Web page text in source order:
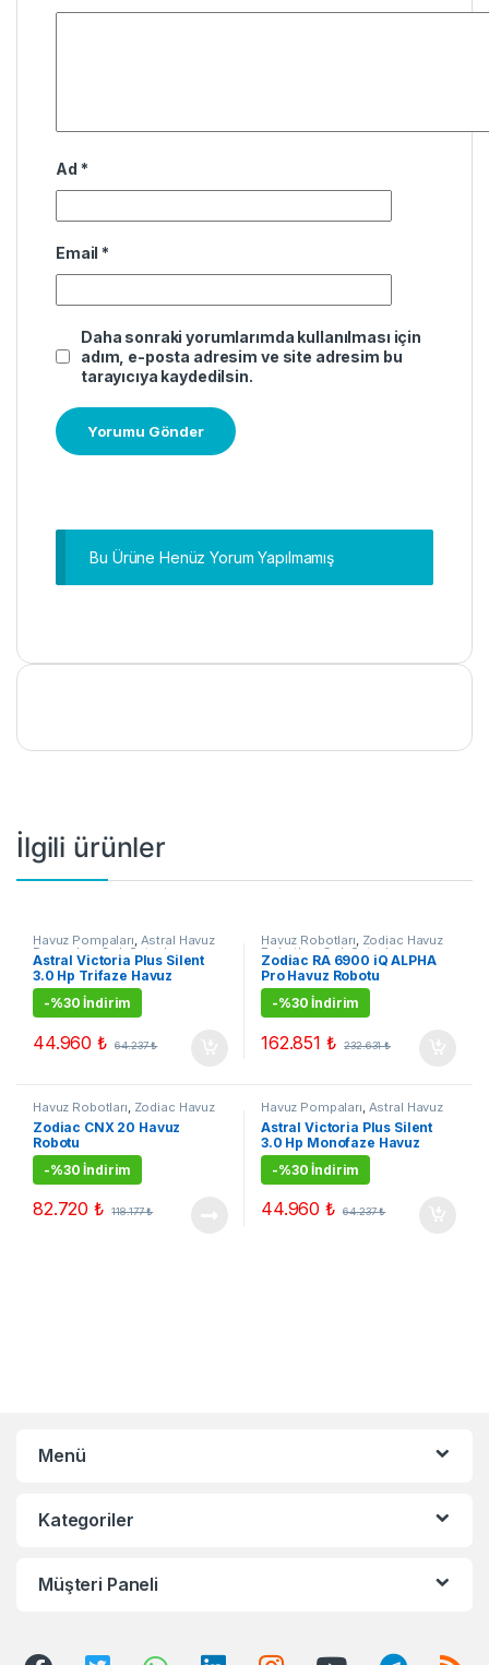
Ad *
Email *
Daha sonraki yorumlarımda kullanılması için
adım, e-posta adresim ve site adresim bu
tarayıcıya kaydedilsin.
Bu Ürüne Henüz Yorum Yapılmamış
İlgili ürünler
Havuz Pompaları, Astral Havuz
Pompaları ,Çok Satanlar,
Kampanyalı Ürünler
Astral Victoria Plus Silent
3.0 Hp Trifaze Havuz
Pompası
-%30 İndirim
44.960₺ 64.237₺
Havuz Robotları, Zodiac Havuz
Robotları, Çok Satanlar ,
Kampanyalı Ürünler
Zodiac RA 6900 iQ ALPHA
Pro Havuz Robotu
-%30 İndirim
162.851 ₺ 232.631₺
Havuz Robotları, Zodiac Havuz
Robotları,Çok Satanlar
Kampanyalı Ürünler
Zodiac CNX 20 Havuz
Robotu
-%30 İndirim
82.720₺ 118.177₺
Havuz Pompaları, Astral Havuz
Pompaları ,Çok Satanlar,
Kampanyalı Ürünler
Astral Victoria Plus Silent
3.0 Hp Monofaze Havuz
Pompası
-%30 İndirim
44.960₺ 64.237₺
Menü
Kategoriler
Müşteri Paneli